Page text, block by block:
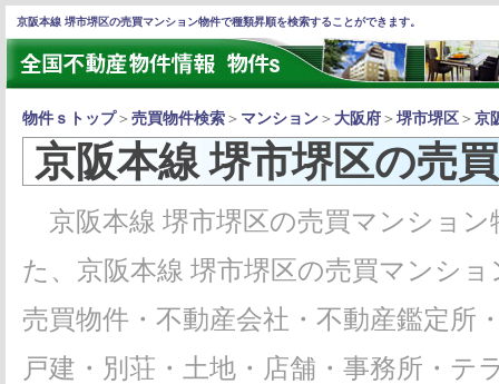
京阪本線 堺市堺区の売買マンション物件で種類昇順を検索することができます。
物件ｓトップ＞ 売買物件検索 ＞ マンション ＞ 大阪府 ＞ 堺市堺区 ＞ 京
京阪本線 堺市堺区の売
京阪本線 堺市堺区の売買マンショ
た、京阪本線 堺市堺区の売買マンシ
売買物件・不動産会社・不動産鑑定所
戸建・別荘・土地・店舗・事務所・